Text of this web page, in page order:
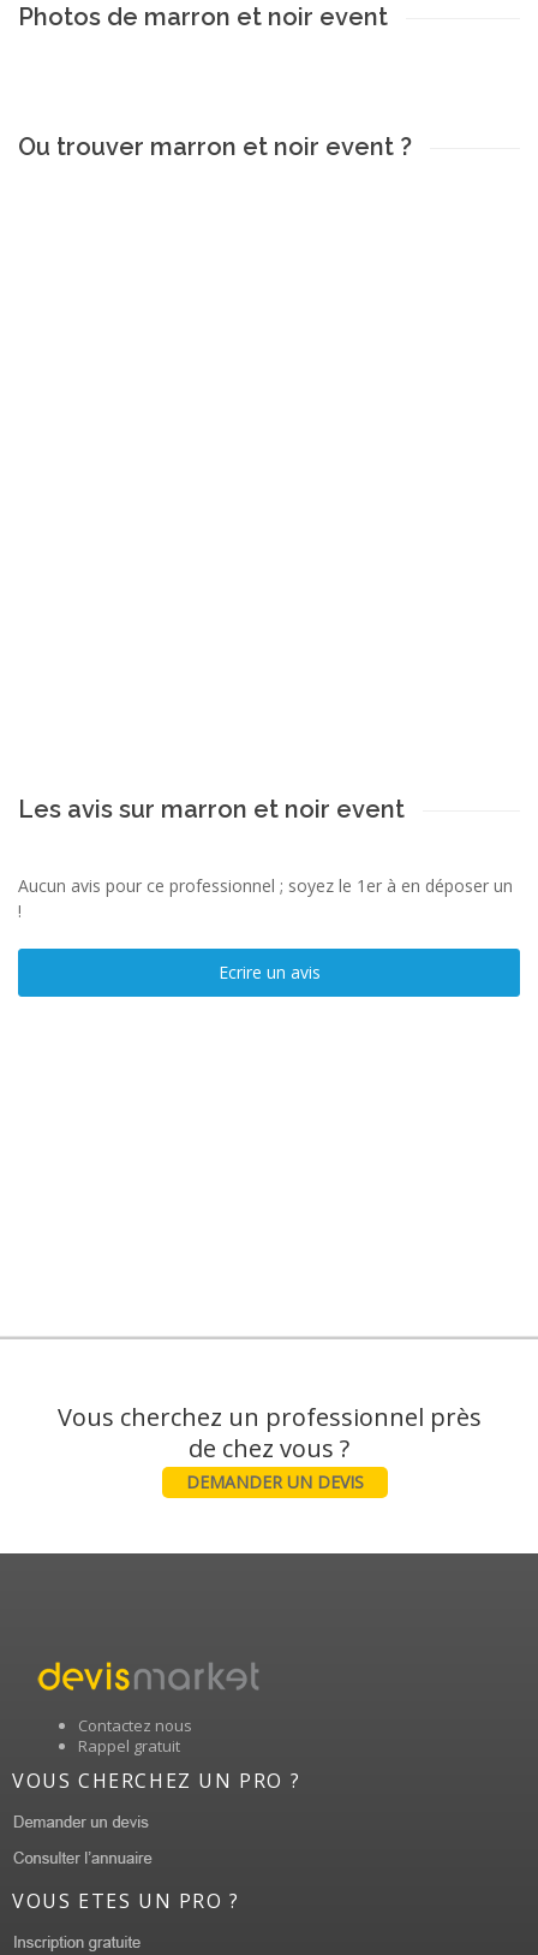
Photos de marron et noir event
Ou trouver marron et noir event ?
Les avis sur marron et noir event
Aucun avis pour ce professionnel ; soyez le 1er à en déposer un
!
Ecrire un avis
Vous cherchez un professionnel près
DEMANDER UN DEVIS
Contactez nous
Rappel gratuit
VOUS CHERCHEZ UN PRO ?
VOUS ETES UN PRO ?